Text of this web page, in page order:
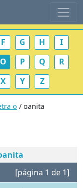
F G H
I
O P Q
R
X Y Z
o / oanita
[página 1 de 1]